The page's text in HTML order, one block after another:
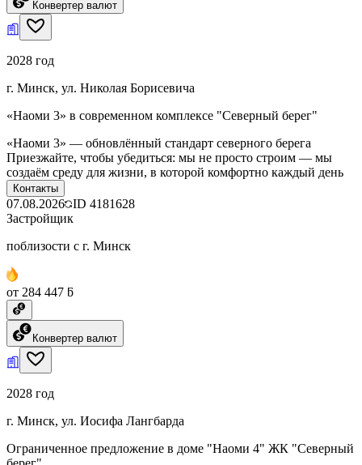
Конвертер валют
2028 год
г. Минск, ул. Николая Борисевича
«Наоми 3» в современном комплексе "Северный берег"
«Наоми 3» — обновлённый стандарт северного берега
Приезжайте, чтобы убедиться: мы не просто строим — мы
создаём среду для жизни, в которой комфортно каждый день
Контакты
07.08.2026 ID 4181628
Застройщик
поблизости с г. Минск
от 284 447 ƃ
Конвертер валют
2028 год
г. Минск, ул. Иосифа Лангбарда
Ограниченное предложение в доме "Наоми 4" ЖК "Северный